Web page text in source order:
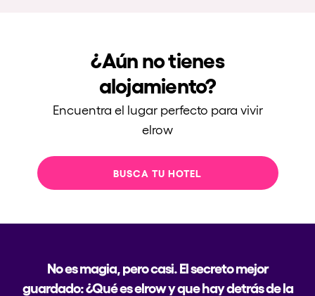
¿Aún no tienes
alojamiento?
Encuentra el lugar perfecto para vivir
elrow
BUSCA TU HOTEL
No es magia, pero casi. El secreto mejor
guardado: ¿Qué es elrow y que hay detrás de la